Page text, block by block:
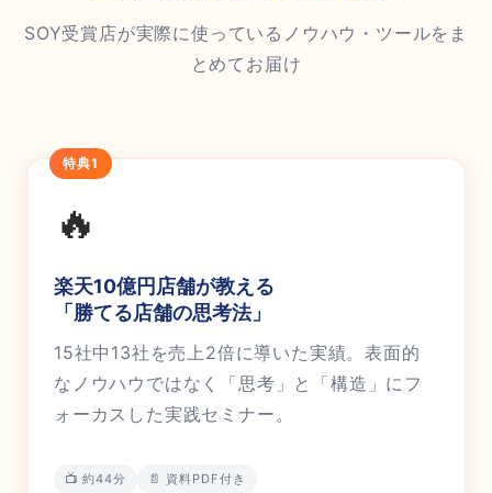
SOY受賞店が実際に使っているノウハウ・ツールをま
とめてお届け
特典1
🔥
楽天10億円店舗が教える
「勝てる店舗の思考法」
15社中13社を売上2倍に導いた実績。表面的
なノウハウではなく「思考」と「構造」にフ
ォーカスした実践セミナー。
📺 約44分 📄 資料PDF付き